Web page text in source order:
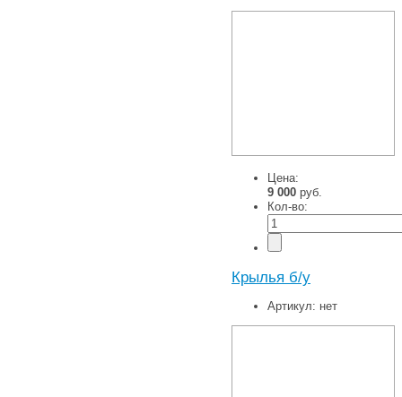
Цена:
9 000 руб.
Кол-во:
Крылья б/у
Артикул: нет